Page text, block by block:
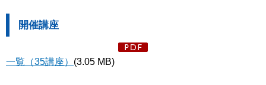
開催講座
一覧（35講座） (3.05 MB)